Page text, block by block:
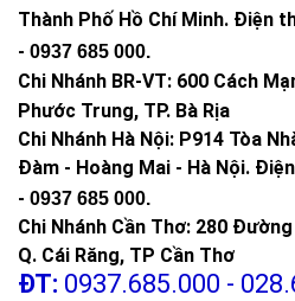
Thành Phố Hồ Chí Minh. Điện
- 0937 685 000.
Chi Nhánh BR-VT: 600 Cách
Phước Trung, TP. Bà Rịa
Chi Nhánh Hà Nội: P914 Tòa
Đàm - Hoàng Mai - Hà Nội.
- 0937 685 000.
Chi Nhánh Cần Thơ: 280
Q. Cái Răng, TP Cần Thơ
ĐT: 0937.685.000 -